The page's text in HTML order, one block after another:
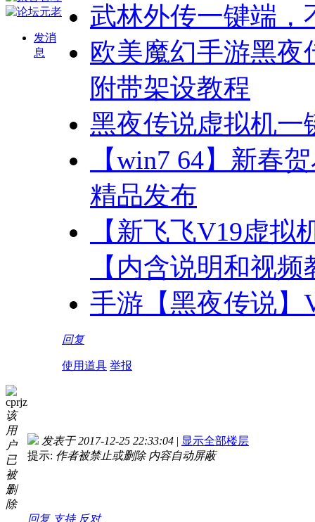
发消
息
武林外传一键端，
欧美魔幻手游黑
附带架设教程
黑夜传说虚拟机一
【win7 64】新春
精品发布
【新飞飞V19虚
【内含说明和视频
手游【黑夜传说】
回复
使用道具 举报
cprjz
该
用
户
已
被
删
除
发表于 2017-12-25 22:33:04 | 显示全部楼层
提示: 作者被禁止或删除 内容自动屏蔽
回复 支持 反对